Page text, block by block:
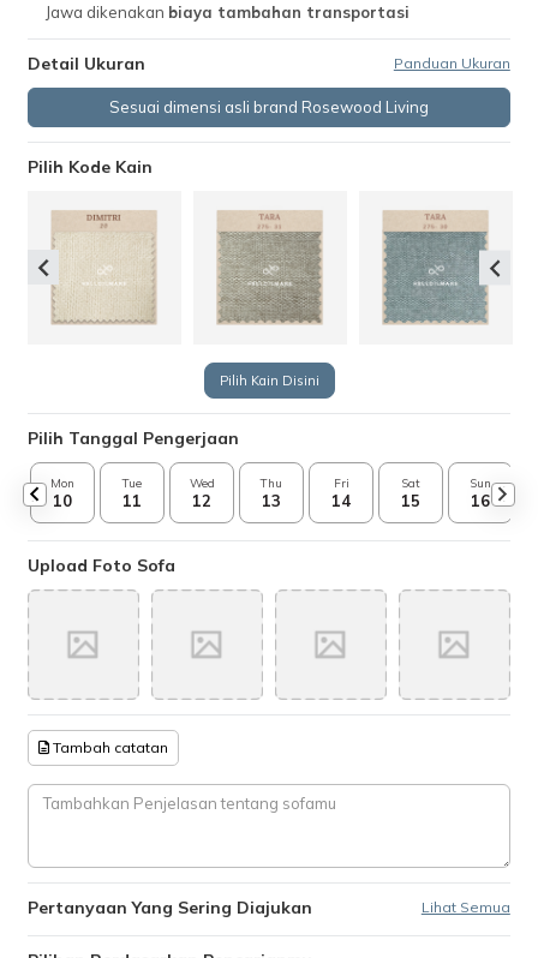
Jawa dikenakan biaya tambahan transportasi
Detail Ukuran Panduan Ukuran
Sesuai dimensi asli brand Rosewood Living
Pilih Kode Kain
Pilih Kain Disini
Pilih Tanggal Pengerjaan
Mon
10
Tue
11
Wed
12
Thu
13
Fri
14
Sat
15
Sun
16
Upload Foto Sofa
Tambah catatan
Pertanyaan Yang Sering Diajukan Lihat Semua